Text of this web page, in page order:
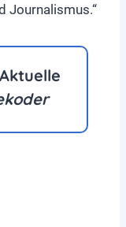
Journalismus.“